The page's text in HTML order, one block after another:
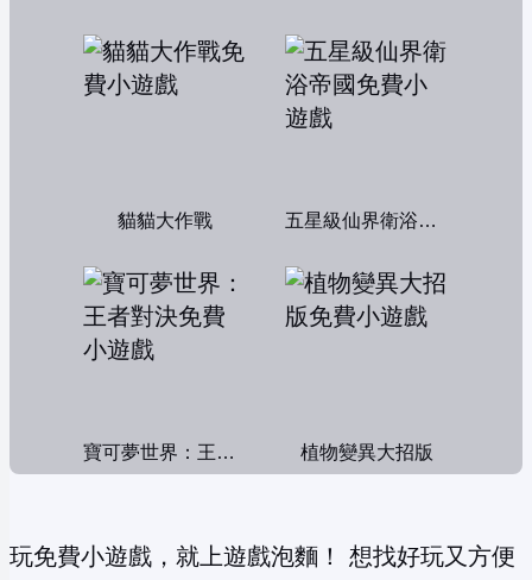
貓貓大作戰 五星級仙界衛浴帝國
寶可夢世界：王者對決 植物變異大招版
玩免費小遊戲，就上遊戲泡麵！ 想找好玩又方便